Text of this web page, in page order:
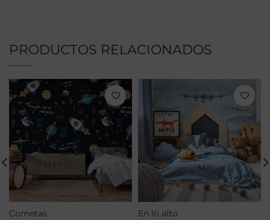
PRODUCTOS RELACIONADOS
Cometas En lo alto